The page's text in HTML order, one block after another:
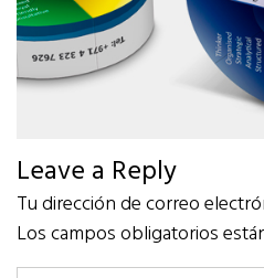
Leave a Reply
Tu dirección de correo
Los campos obligatorios